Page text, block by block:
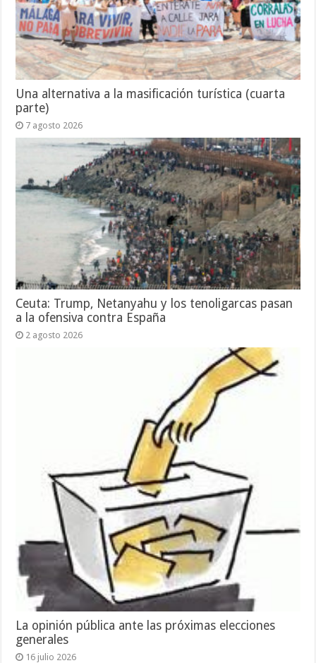
Una alternativa a la masificación turística (cuarta
parte)
7 agosto 2026
Ceuta: Trump, Netanyahu y los tenoligarcas pasan
a la ofensiva contra España
2 agosto 2026
La opinión pública ante las próximas elecciones
generales
16 julio 2026